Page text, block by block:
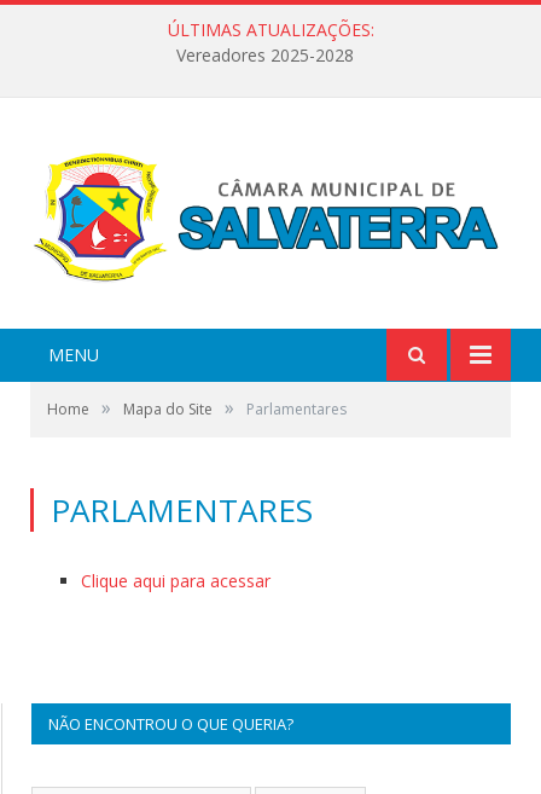
ÚLTIMAS ATUALIZAÇÕES:
Vereadores 2025-2028
MENU
Home » Mapa do Site » Parlamentares
PARLAMENTARES
Clique aqui para acessar
NÃO ENCONTROU O QUE QUERIA?